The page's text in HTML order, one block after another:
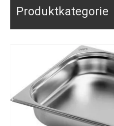
Produktkategorie